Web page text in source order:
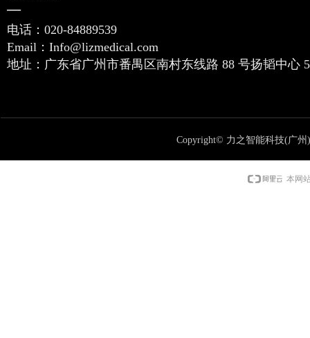
Copyright© 力之智能科技(广州
—
电话： 020-84889539
Email： Info@lizmedical.com
地址： 广东省广州市番禺区南村东线路 88 号扬韬中心
本网